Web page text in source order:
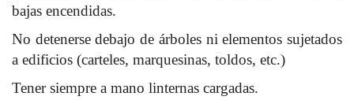
bajas encendidas.
No detenerse debajo de árboles ni elementos sujetados
a edificios (carteles, marquesinas, toldos, etc.)
Tener siempre a mano linternas cargadas.